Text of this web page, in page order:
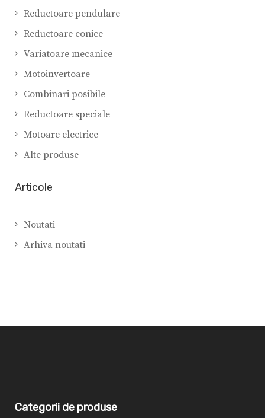
Reductoare pendulare
Reductoare conice
Variatoare mecanice
Motoinvertoare
Combinari posibile
Reductoare speciale
Motoare electrice
Alte produse
Articole
Noutati
Arhiva noutati
Categorii de produse